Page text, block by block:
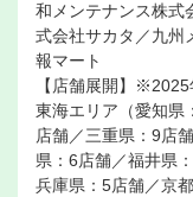
和メンテナンス株式
式会社サカタ／九州
報マート
【店舗展開】
東海エリア（愛知県
店舗／三重県：9店
県：6店舗／福井県
兵庫県：5店舗／京